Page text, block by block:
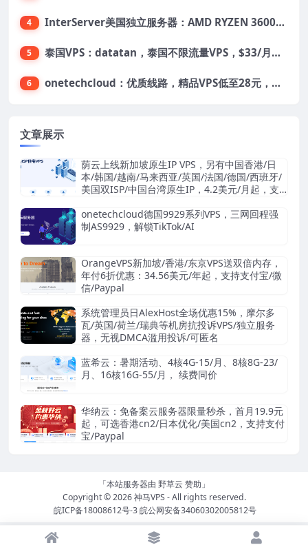
4 InterServer美国独立服务器：AMD RYZEN 3600X处理器，75美元/月，送40美元
5 泰国VPS：datatan，泰国不限流量VPS，$33/月，4G内存/3核/60gSSD
6 onetechcloud：优质线路，精品VPS低至28元，美国三网原生CN2 GIA（高防可选）、香港CN2、韩国CN2
文章展示
荫云上线新加坡原生IP VPS，另有中国香港/日
本/韩国/越南/马来西亚/英国/法国/德国/西班牙/
美国双ISP/中国台湾原生IP，4.2美元/月起，支
onetechcloud德国9929系列VPS，三网回程强
制AS9929，解锁TikTok/AI
OrangeVPS新加坡/香港/东京VPS送双倍内存，
年付6折优惠：34.56美元/年起，支持支付宝/微
信/Paypal
系统管理员日AlexHost全场优惠15%，摩尔多
瓦/英国/荷兰/瑞典等机房抗投诉VPS/独立服务
器，无视DMCA滥用投诉/可匿名
蓝希云：暑期活动、4核4G-15/月、8核8G-23/
月、16核16G-55/月， 续费同价
华纳云：免备案云服务器限量秒杀，首月19.9元
起，可选香港cn2/日本优化/美国cn2，支持支付
宝/Paypal
「本站服务器由 野草云 赞助」
Copyright © 2026神马VPS - All rights reserved.
皖ICP备18008612号-3皖公网安备34060302005812号